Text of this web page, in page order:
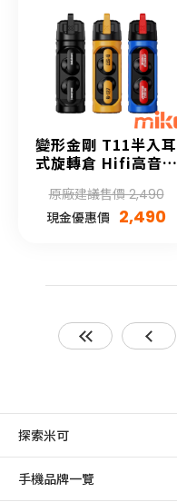
變形金剛 T11半入耳
式旋轉倉 Hifi高音質
原廠建議售價 2,490
現金優惠價 2,490
探索米可
手機品牌一覽